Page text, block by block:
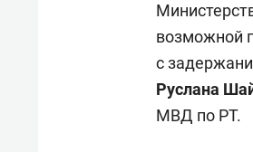
возможной
с
Руслана
МВД по РТ.
Оставить шум за
строят тишину в